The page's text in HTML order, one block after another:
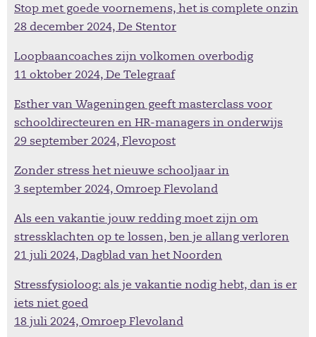
Stop met goede voornemens, het is complete onzin
28 december 2024, De Stentor
Loopbaancoaches zijn volkomen overbodig
11 oktober 2024, De Telegraaf
Esther van Wageningen geeft masterclass voor
schooldirecteuren en HR-managers in onderwijs
29 september 2024, Flevopost
Zonder stress het nieuwe schooljaar in
3 september 2024, Omroep Flevoland
Als een vakantie jouw redding moet zijn om
stressklachten op te lossen, ben je allang verloren
21 juli 2024, Dagblad van het Noorden
Stressfysioloog: als je vakantie nodig hebt, dan is er
iets niet goed
18 juli 2024, Omroep Flevoland